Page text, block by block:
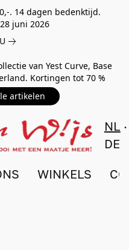
. 14 dagen bedenktijd.
juni 2026
van Yest Curve, Base
Kortingen tot 70 %
artikelen
NL
DE
WINKELS